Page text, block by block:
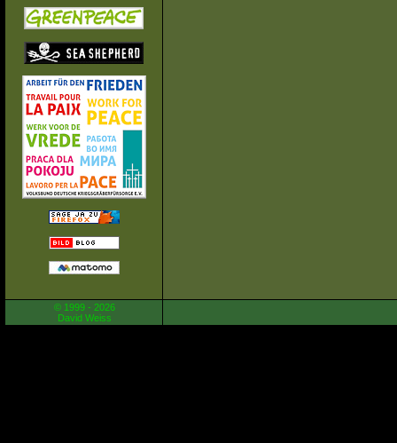
© 1999 - 2026
David Weiss